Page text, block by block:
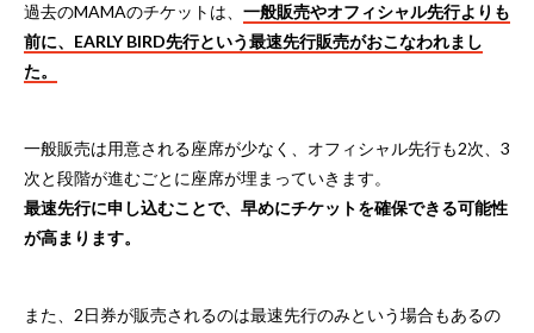
過去のMAMAのチケットは、 一般販売やオフィシャル先行よりも
前に、EARLY BIRD先行という最速先行販売がおこなわれまし
た。
一般販売は用意される座席が少なく、オフィシャル先行も2次、3
次と段階が進むごとに座席が埋まっていきます。
最速先行に申し込むことで、早めにチケットを確保できる可能性
が高まります。
また、2日券が販売されるのは最速先行のみという場合もあるの